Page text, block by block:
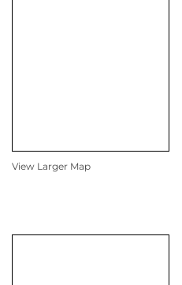
View Larger Map